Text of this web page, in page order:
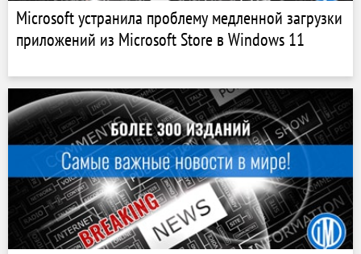
Microsoft устранила проблему медленной загрузки
приложений из Microsoft Store в Windows 11